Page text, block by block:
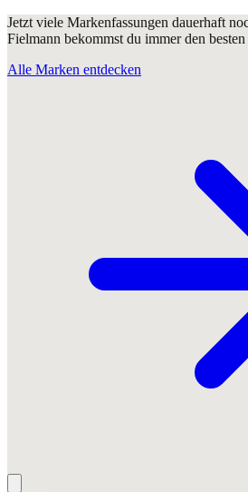
Jetzt viele Markenfassungen dauerhaft
Fielmann bekommst du immer den besten
Alle Marken entdecken